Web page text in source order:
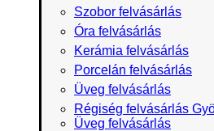
Szobor felvásárlás
Óra felvásárlás
Kerámia felvásárlás
Porcelán felvásárlás
Üveg felvásárlás
Régiség felvásárlás
Üveg felvásárlás